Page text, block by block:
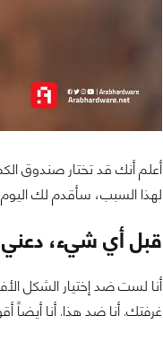
أعلم أنك قد تختار صندوق
لهذا السبب، سأقدم لك
قبل أي شيء،
أنا لست ضد إختيار الشكل
غرفتك. أنا ضد هذا. أنا أيضاً